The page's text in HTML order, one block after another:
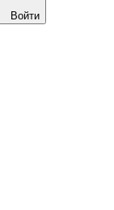
Войти